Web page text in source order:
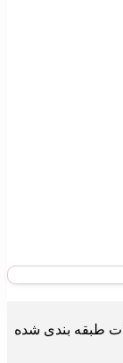
طبقه بندی شده